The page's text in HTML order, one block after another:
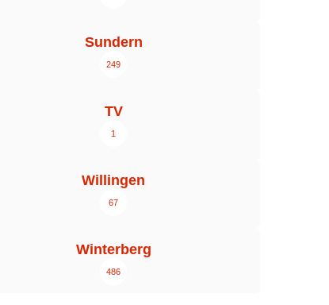
Sundern
249
TV
1
Willingen
67
Winterberg
486